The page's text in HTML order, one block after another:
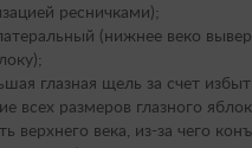
ресничками);
(нижнее веко
глазная щель за счет
всех размеров глазного
верхнего века, из-за чего